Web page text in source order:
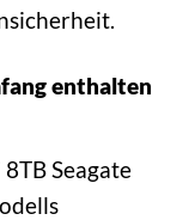
enthalten
Seagate